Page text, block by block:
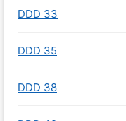
DDD 33
DDD 35
DDD 38